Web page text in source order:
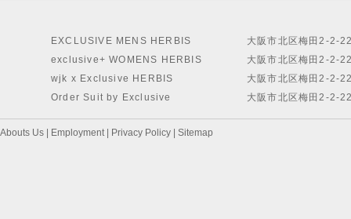
EXCLUSIVE MENS HERBIS
exclusive+ WOMENS HERBIS
wjk x Exclusive HERBIS
Order Suit by Exclusive
大阪市北区梅田2-2-
大阪市北区梅田2-2-
大阪市北区梅田2-2-
大阪市北区梅田2-2-
Abouts Us Employment| Privacy Policy Sitemap